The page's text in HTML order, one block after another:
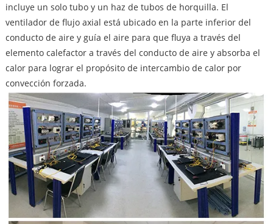
incluye un solo tubo y un haz de tubos de horquilla. El
ventilador de flujo axial está ubicado en la parte inferior del
conducto de aire y guía el aire para que fluya a través del
elemento calefactor a través del conducto de aire y absorba el
calor para lograr el propósito de intercambio de calor por
convección forzada.